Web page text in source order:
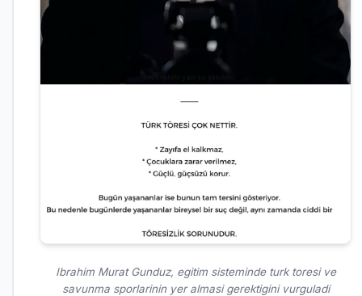
Ibrahim Murat Gunduz, egitim sisteminde turk toresi ve
savunma sporlarinin yer almasi gerektigini vurguladi